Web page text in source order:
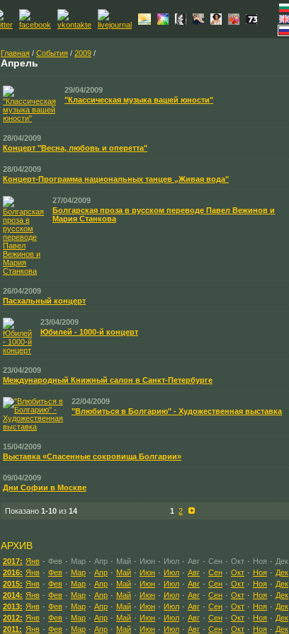
Главная / События / 2009 /
Апрель
29/04/2009
"Классическая музыка вашей юности"
28/04/2009
Концерт "Весна, любовь и оперетта"
28/04/2009
Концерт-Программа национальных танцев „Живая вода"
27/04/2009
Болгарская проза в русском переводе Павел Вежинов и
Мария Станкова
26/04/2009
Пасхальный концерт
23/04/2009
Юбилей - 1000-й концерт
23/04/2009
Международный Книжный салон в Санкт-Петербурге
22/04/2009
"Влюбиться в Болгарию" - Художественная выставка
15/04/2009
Выставка «Спасенные сокровища Болгарии»
09/04/2009
Дни Софии в Москве
Показано 1-10 из 14 1 2
АРХИВ
2017: Янв · Фев · Мар · Апр · Май · Июн · Июл · Авг · Сен · Окт · Ноя · Дек
2016: Янв · Фев · Мар · Апр · Май · Июн · Июл · Авг · Сен · Окт · Ноя · Дек
2015: Янв · Фев · Мар · Апр · Май · Июн · Июл · Авг · Сен · Окт · Ноя · Дек
2014: Янв · Фев · Мар · Апр · Май · Июн · Июл · Авг · Сен · Окт · Ноя · Дек
2013: Янв · Фев · Мар · Апр · Май · Июн · Июл · Авг · Сен · Окт · Ноя · Дек
2012: Янв · Фев · Мар · Апр · Май · Июн · Июл · Авг · Сен · Окт · Ноя · Дек
2011: Янв · Фев · Мар · Апр · Май · Июн · Июл · Авг · Сен · Окт · Ноя · Дек